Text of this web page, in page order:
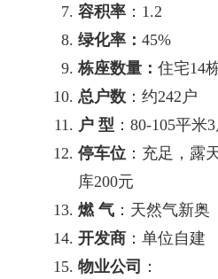
容积率 ：1.2
绿化率： 45%
栋座数量： 住宅14
总户数 ：约242户
户 型 ：80-105平米
停车位 ：充足，露
库200元
燃 气 ：天然气新奥
开发商 ：单位自建
物业公司 ：